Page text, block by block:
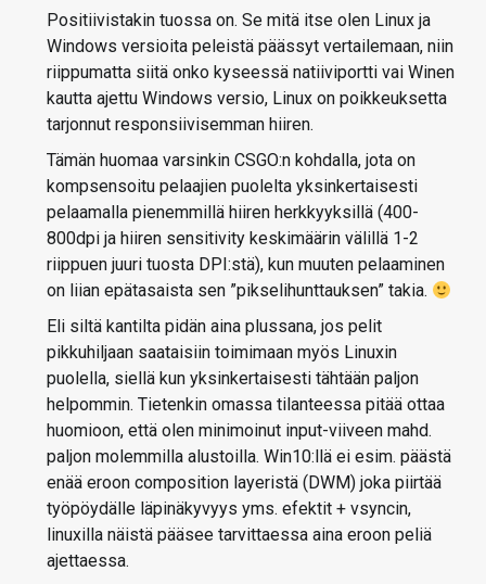
Positiivistakin tuossa on. Se mitä itse olen Linux ja
Windows versioita peleistä päässyt vertailemaan, niin
riippumatta siitä onko kyseessä natiiviportti vai Winen
kautta ajettu Windows versio, Linux on poikkeuksetta
tarjonnut responsiivisemman hiiren.
Tämän huomaa varsinkin CSGO:n kohdalla, jota on
kompsensoitu pelaajien puolelta yksinkertaisesti
pelaamalla pienemmillä hiiren herkkyyksillä (400-
800dpi ja hiiren sensitivity keskimäärin välillä 1-2
riippuen juuri tuosta DPI:stä), kun muuten pelaaminen
on liian epätasaista sen ”pikselihunttauksen” takia.
Eli siltä kantilta pidän aina plussana, jos pelit
pikkuhiljaan saataisiin toimimaan myös Linuxin
puolella, siellä kun yksinkertaisesti tähtään paljon
helpommin. Tietenkin omassa tilanteessa pitää ottaa
huomioon, että olen minimoinut input-viiveen mahd.
paljon molemmilla alustoilla. Win10:llä ei esim. päästä
enää eroon composition layeristä (DWM) joka piirtää
työpöydälle läpinäkyvyys yms. efektit + vsyncin,
linuxilla näistä pääsee tarvittaessa aina eroon peliä
ajettaessa.